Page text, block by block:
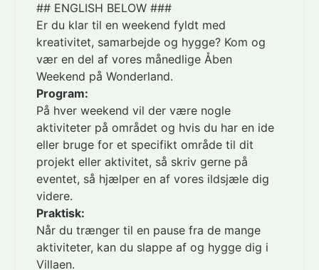
## ENGLISH BELOW ###
Er du klar til en weekend fyldt med
kreativitet, samarbejde og hygge? Kom og
vær en del af vores månedlige Åben
Weekend på Wonderland.
Program:
På hver weekend vil der være nogle
aktiviteter på området og hvis du har en ide
eller bruge for et specifikt område til dit
projekt eller aktivitet, så skriv gerne på
eventet, så hjælper en af vores ildsjæle dig
videre.
Praktisk:
Når du trænger til en pause fra de mange
aktiviteter, kan du slappe af og hygge dig i
Villaen.